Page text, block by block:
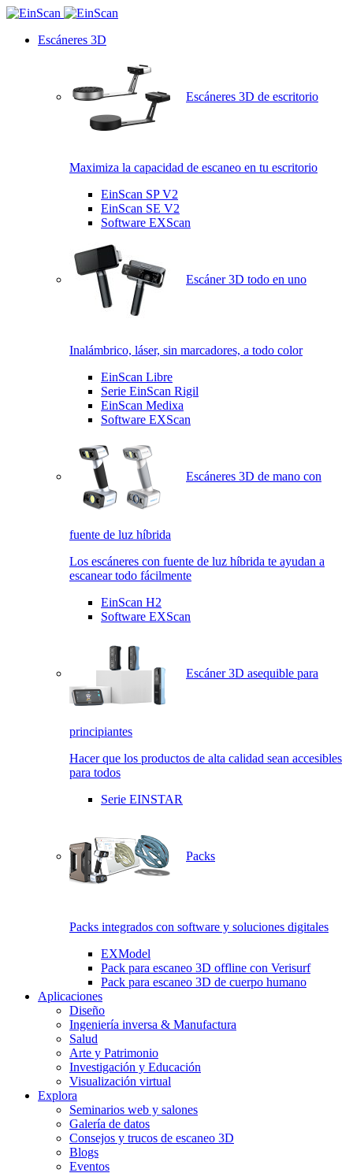
Escáneres 3D
Escáneres 3D de escritorio
Maximiza la capacidad de escaneo en tu escritorio
EinScan SP V2
EinScan SE V2
Software EXScan
Escáner 3D todo en uno
Inalámbrico, láser, sin marcadores, a todo color
EinScan Libre
Serie EinScan Rigil
EinScan Medixa
Software EXScan
Escáneres 3D de mano con
fuente de luz híbrida
Los escáneres con fuente de luz híbrida te ayudan a
escanear todo fácilmente
EinScan H2
Software EXScan
Escáner 3D asequible para
principiantes
Hacer que los productos de alta calidad sean accesibles
para todos
Serie EINSTAR
Packs
Packs integrados con software y soluciones digitales
EXModel
Pack para escaneo 3D offline con Verisurf
Pack para escaneo 3D de cuerpo humano
Aplicaciones
Diseño
Ingeniería inversa & Manufactura
Salud
Arte y Patrimonio
Investigación y Educación
Visualización virtual
Explora
Seminarios web y salones
Galería de datos
Consejos y trucos de escaneo 3D
Blogs
Eventos